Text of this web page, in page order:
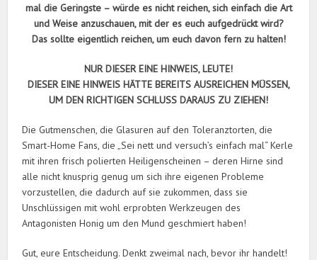
mal die Geringste – würde es nicht reichen, sich einfach die Art
und Weise anzuschauen, mit der es euch aufgedrückt wird?
Das sollte eigentlich reichen, um euch davon fern zu halten!
NUR DIESER EINE HINWEIS, LEUTE!
DIESER EINE HINWEIS HÄTTE BEREITS AUSREICHEN MÜSSEN,
UM DEN RICHTIGEN SCHLUSS DARAUS ZU ZIEHEN!
Die Gutmenschen, die Glasuren auf den Toleranztorten, die
Smart-Home Fans, die „Sei nett und versuch’s einfach mal“ Kerle
mit ihren frisch polierten Heiligenscheinen – deren Hirne sind
alle nicht knusprig genug um sich ihre eigenen Probleme
vorzustellen, die dadurch auf sie zukommen, dass sie
Unschlüssigen mit wohl erprobten Werkzeugen des
Antagonisten Honig um den Mund geschmiert haben!
Gut, eure Entscheidung. Denkt zweimal nach, bevor ihr handelt!